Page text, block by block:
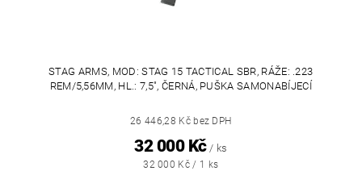
STAG ARMS, MOD: STAG 15 TACTICAL SBR, RÁŽE: .223
REM/5,56MM, HL.: 7,5", ČERNÁ, PUŠKA SAMONABÍJECÍ
26 446,28 Kč bez DPH
32 000 Kč / ks
32 000 Kč / 1 ks